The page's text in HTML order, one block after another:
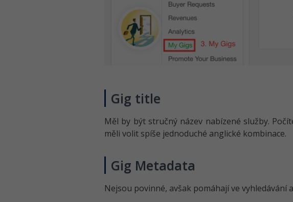
Gig title
Měl by být stručný název nabízené služby.
měli volit spíše jednoduché anglické kombinace.
Gig Metadata
Nejsou povinné, avšak pomáhají ve vyhledávání